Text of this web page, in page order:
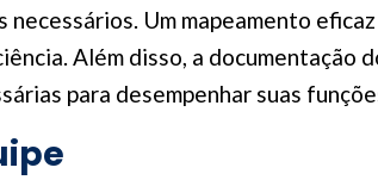
Um mapeamento
Além disso, a documentação
para desempenhar suas